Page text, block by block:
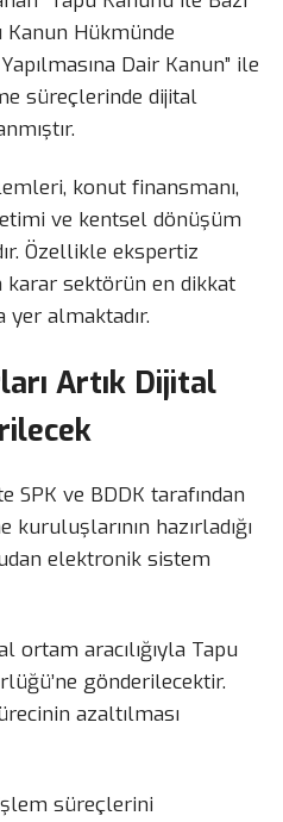
Kanun Hükmünde
Dair Kanun” ile
süreçlerinde dijital
konut finansmanı,
ve kentsel dönüşüm
Özellikle ekspertiz
karar sektörün en dikkat
yer almaktadır.
Artık Dijital
ve BDDK tarafından
hazırladığı
elektronik sistem
ortam aracılığıyla Tapu
gönderilecektir.
azaltılması
süreçlerini